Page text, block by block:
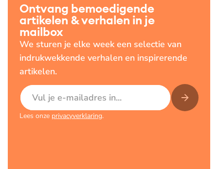
Ontvang bemoedigende
artikelen & verhalen in je
mailbox
We sturen je elke week een selectie van
indrukwekkende verhalen en inspirerende
artikelen.
E-mailadres
Lees onze privacyverklaring.